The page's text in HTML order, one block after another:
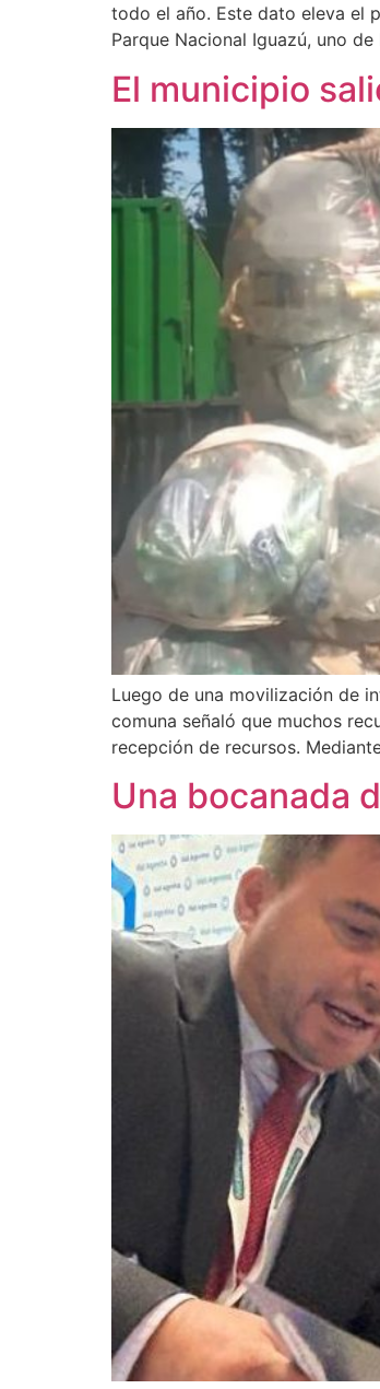
todo el año. Este dato eleva el
Parque Nacional Iguazú, uno
El municipio
Luego de una movilización de
comuna señaló que muchos
recepción de recursos.
Una bocanada